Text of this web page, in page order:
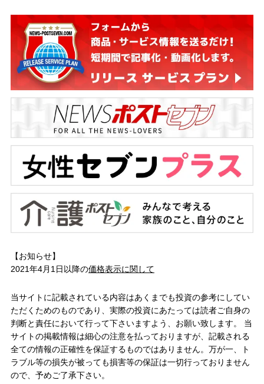
【お知らせ】
2021年4月1日以降の価格表示に関して
当サイトに記載されている内容はあくまでも投資の参考にしてい
ただくためのものであり、実際の投資にあたっては読者ご自身の
判断と責任において行って下さいますよう、お願い致します。 当
サイトの掲載情報は細心の注意を払っておりますが、記載される
全ての情報の正確性を保証するものではありません。万が一、ト
ラブル等の損失が被っても損害等の保証は一切行っておりません
ので、予めご了承下さい。